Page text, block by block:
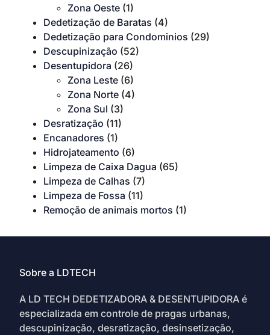
Zona Oeste (1)
Dedetização de Baratas (4)
Dedetização para Condominios (29)
Descupinização (52)
Desentupidora (26)
Zona Leste (6)
Zona Norte (4)
Zona Sul (3)
Desratização (11)
Encanadores (1)
Hidrojateamento (6)
Limpeza de Caixa Dagua (65)
Limpeza de Calhas (7)
Limpeza de Fossa (11)
Remoção de animais mortos (1)
Sobre a LDTECH
A LD TECH DEDETIZADORA & DESENTUPIDORA é
especializada em controle de pragas urbanas,
descupinização, desratização, desinsetização,